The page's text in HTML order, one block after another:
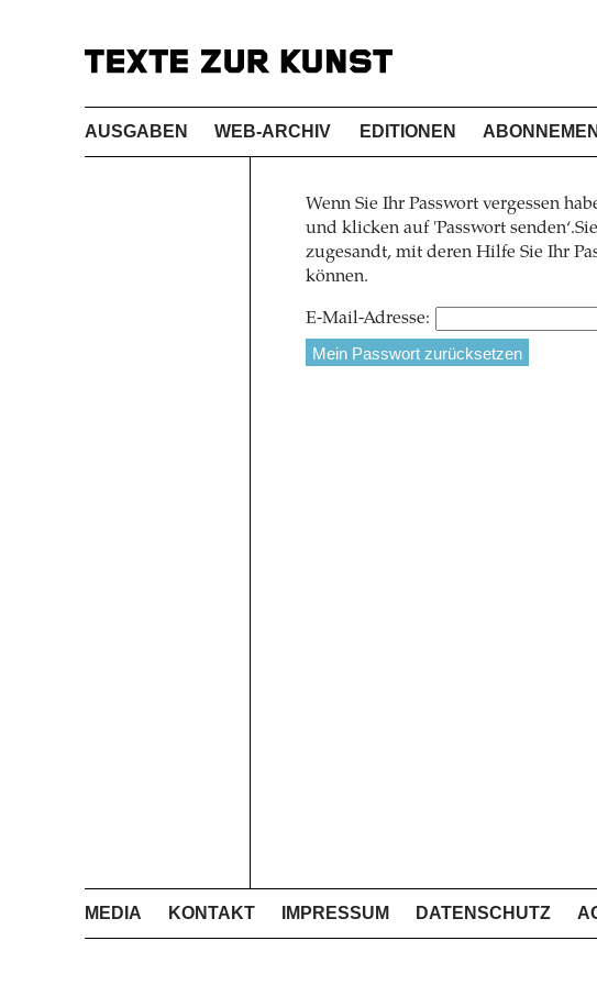
AUSGABEN WEB-ARCHIV EDITIONEN
Wenn Sie Ihr Passwort vergessen
und klicken auf 'Passwort
zugesandt, mit deren Hilfe Sie Ihr
können.
E-Mail-Adresse:
MEDIA KONTAKT IMPRESSUM DATENSCHUTZ